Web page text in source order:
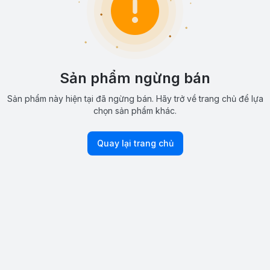
Sản phẩm ngừng bán
Sản phẩm này hiện tại đã ngừng bán. Hãy trở về trang chủ để lựa
chọn sản phẩm khác.
Quay lại trang chủ